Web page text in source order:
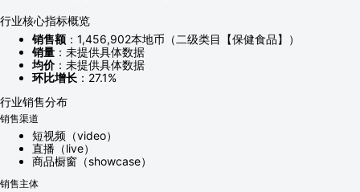
行业核心指标概览
销售额 ：1,456,902本地币（二级类目【保健食品】）
销量 ：未提供具体数据
均价：未提供具体数据
环比增长 ：27.1%
行业销售分布
销售渠道
短视频（video）
直播（live）
商品橱窗（showcase）
销售主体